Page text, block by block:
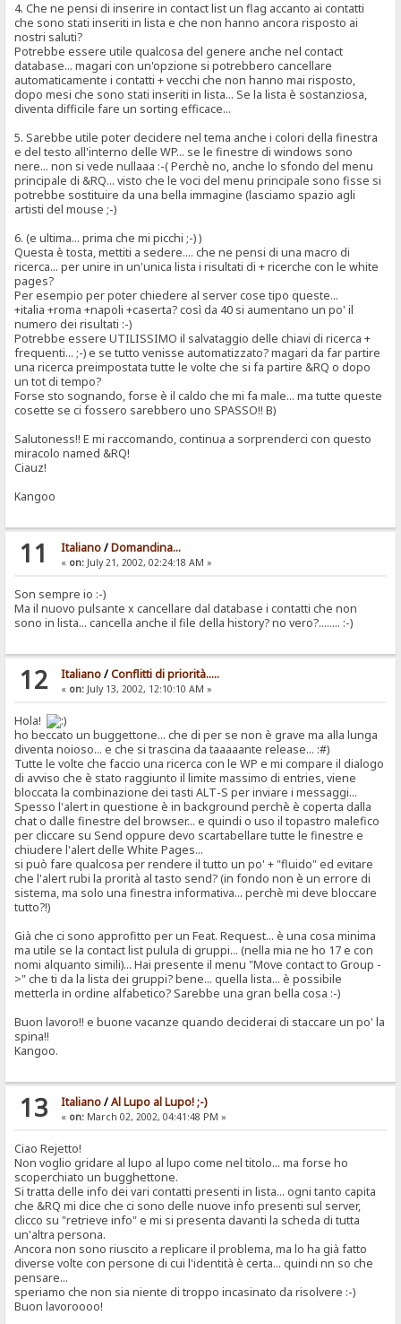
4. Che ne pensi di inserire in contact list un flag accanto ai contatti
che sono stati inseriti in lista e che non hanno ancora risposto ai
nostri saluti?
Potrebbe essere utile qualcosa del genere anche nel contact
database... magari con un'opzione si potrebbero cancellare
automaticamente i contatti + vecchi che non hanno mai risposto,
dopo mesi che sono stati inseriti in lista... Se la lista è sostanziosa,
diventa difficile fare un sorting efficace...
5. Sarebbe utile poter decidere nel tema anche i colori della finestra
e del testo all'interno delle WP... se le finestre di windows sono
nere... non si vede nullaaa :-( Perchè no, anche lo sfondo del menu
principale di &RQ... visto che le voci del menu principale sono fisse si
potrebbe sostituire da una bella immagine (lasciamo spazio agli
artisti del mouse ;-)
6. (e ultima... prima che mi picchi ;-) )
Questa è tosta, mettiti a sedere.... che ne pensi di una macro di
ricerca... per unire in un'unica lista i risultati di + ricerche con le white
pages?
Per esempio per poter chiedere al server cose tipo queste...
+italia +roma +napoli +caserta? così da 40 si aumentano un po' il
numero dei risultati :-)
Potrebbe essere UTILISSIMO il salvataggio delle chiavi di ricerca +
frequenti... ;-) e se tutto venisse automatizzato? magari da far partire
una ricerca preimpostata tutte le volte che si fa partire &RQ o dopo
un tot di tempo?
Forse sto sognando, forse è il caldo che mi fa male... ma tutte queste
cosette se ci fossero sarebbero uno SPASSO!! B)
Salutoness!! E mi raccomando, continua a sorprenderci con questo
miracolo named &RQ!
Ciauz!
Kangoo
11 Italiano/Domandina...
« on:July 21, 2002, 02:24:18 AM »
Son sempre io :-)
Ma il nuovo pulsante x cancellare dal database i contatti che non
sono in lista... cancella anche il file della history? no vero?........ :-)
12 Italiano/Conflitti di priorità.....
« on:July 13, 2002, 12:10:10 AM »
Hola!
ho beccato un buggettone... che di per se non è grave ma alla lunga
diventa noioso... e che si trascina da taaaaante release... :#)
Tutte le volte che faccio una ricerca con le WP e mi compare il dialogo
di avviso che è stato raggiunto il limite massimo di entries, viene
bloccata la combinazione dei tasti ALT-S per inviare i messaggi...
Spesso l'alert in questione è in background perchè è coperta dalla
chat o dalle finestre del browser... e quindi o uso il topastro malefico
per cliccare su Send oppure devo scartabellare tutte le finestre e
chiudere l'alert delle White Pages...
si può fare qualcosa per rendere il tutto un po' + "fluido" ed evitare
che l'alert rubi la prorità al tasto send? (in fondo non è un errore di
sistema, ma solo una finestra informativa... perchè mi deve bloccare
tutto?!)
Già che ci sono approfitto per un Feat. Request... è una cosa minima
ma utile se la contact list pulula di gruppi... (nella mia ne ho 17 e con
nomi alquanto simili)... Hai presente il menu "Move contact to Group -
>" che ti da la lista dei gruppi? bene... quella lista... è possibile
metterla in ordine alfabetico? Sarebbe una gran bella cosa :-)
Buon lavoro!! e buone vacanze quando deciderai di staccare un po' la
spina!!
Kangoo.
13 Italiano/Al Lupo al Lupo! ;-)
« on:March 02, 2002, 04:41:48 PM »
Ciao Rejetto!
Non voglio gridare al lupo al lupo come nel titolo... ma forse ho
scoperchiato un bugghettone.
Si tratta delle info dei vari contatti presenti in lista... ogni tanto capita
che &RQ mi dice che ci sono delle nuove info presenti sul server,
clicco su "retrieve info" e mi si presenta davanti la scheda di tutta
un'altra persona.
Ancora non sono riuscito a replicare il problema, ma lo ha già fatto
diverse volte con persone di cui l'identità è certa... quindi nn so che
pensare...
speriamo che non sia niente di troppo incasinato da risolvere :-)
Buon lavoroooo!